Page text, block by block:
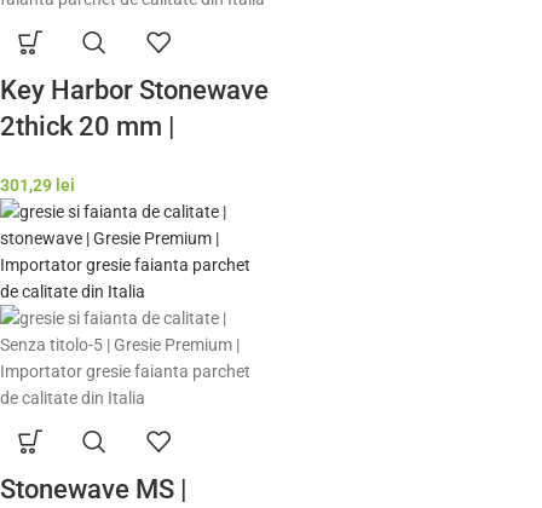
Key Harbor Stonewave
2thick 20 mm |
301,29 lei
Stonewave MS |